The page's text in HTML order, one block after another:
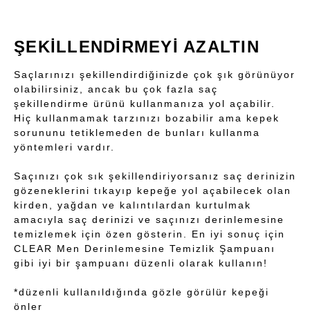
ŞEKİLLENDİRMEYİ AZALTIN
Saçlarınızı şekillendirdiğinizde çok şık görünüyor
olabilirsiniz, ancak bu çok fazla saç
şekillendirme ürünü kullanmanıza yol açabilir.
Hiç kullanmamak tarzınızı bozabilir ama kepek
sorununu tetiklemeden de bunları kullanma
yöntemleri vardır.
Saçınızı çok sık şekillendiriyorsanız saç derinizin
gözeneklerini tıkayıp kepeğe yol açabilecek olan
kirden, yağdan ve kalıntılardan kurtulmak
amacıyla saç derinizi ve saçınızı derinlemesine
temizlemek için özen gösterin. En iyi sonuç için
CLEAR Men Derinlemesine Temizlik Şampuanı
gibi iyi bir şampuanı düzenli olarak kullanın!
*düzenli kullanıldığında gözle görülür kepeği
önler